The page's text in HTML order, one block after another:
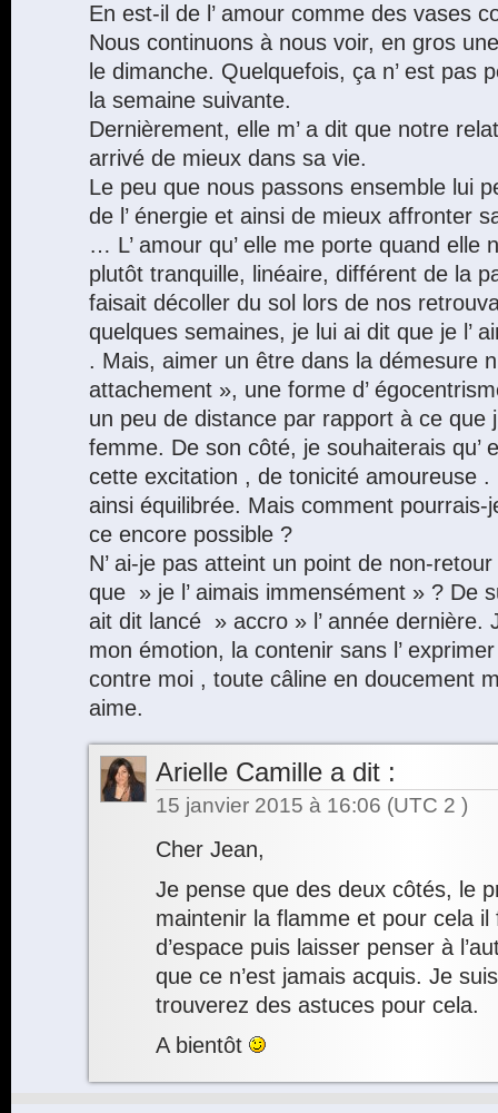
En est-il de l’ amour comme des vases
Nous continuons à nous voir, en gros
le dimanche. Quelquefois, ça n’ est pas
la semaine suivante.
Dernièrement, elle m’ a dit que notre
arrivé de mieux dans sa vie.
Le peu que nous passons ensemble lui
de l’ énergie et ainsi de mieux affronter
… L’ amour qu’ elle me porte quand elle
plutôt tranquille, linéaire, différent de la
faisait décoller du sol lors de nos
quelques semaines, je lui ai dit que je l’
. Mais, aimer un être dans la démesure
attachement », une forme d’
un peu de distance par rapport à ce que
femme. De son côté, je souhaiterais qu’
cette excitation , de tonicité amoureuse
ainsi équilibrée. Mais comment pourrais-
ce encore possible ?
N’ ai-je pas atteint un point de non-
que » je l’ aimais immensément » ? De
ait dit lancé » accro » l’ année dernière.
mon émotion, la contenir sans l’
contre moi , toute câline en doucement
aime.
Arielle Camille a dit :
15 janvier 2015 à 16:06 (UTC 2 )
Cher Jean,
Je pense que des deux côtés, le
maintenir la flamme et pour cela
d’espace puis laisser penser à
que ce n’est jamais acquis. Je
trouverez des astuces pour cela.
A bientôt